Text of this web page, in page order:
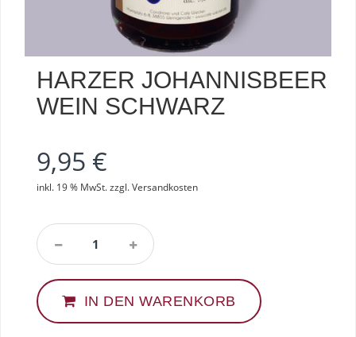
HARZER JOHANNISBEER
WEIN SCHWARZ
9,95 €
inkl. 19 % MwSt. zzgl. Versandkosten
Harzer
Johannisbeer
Wein
Schwarz
QuantityIN DEN WARENKORB